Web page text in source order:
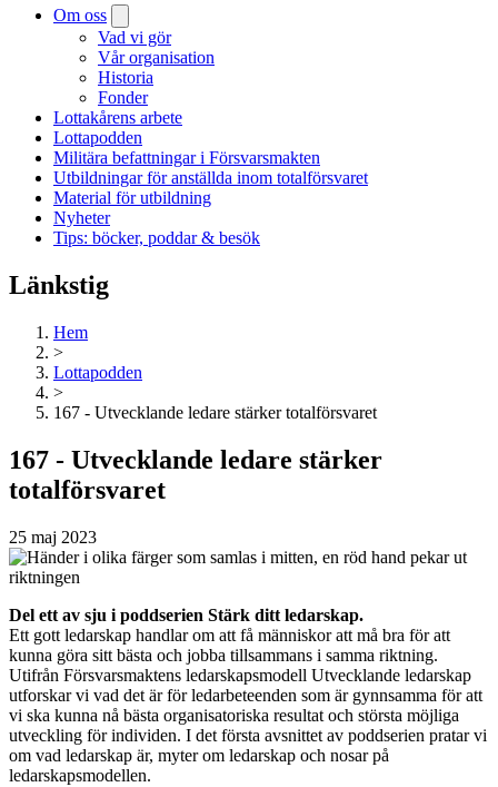
Om oss
Vad vi gör
Vår organisation
Historia
Fonder
Lottakårens arbete
Lottapodden
Militära befattningar i Försvarsmakten
Utbildningar för anställda inom totalförsvaret
Material för utbildning
Nyheter
Tips: böcker, poddar & besök
Länkstig
Hem
>
Lottapodden
>
167 - Utvecklande ledare stärker totalförsvaret
167 - Utvecklande ledare stärker
totalförsvaret
25 maj 2023
Del ett av sju i poddserien Stärk ditt ledarskap.
Ett gott ledarskap handlar om att få människor att må bra för att
kunna göra sitt bästa och jobba tillsammans i samma riktning.
Utifrån Försvarsmaktens ledarskapsmodell Utvecklande ledarskap
utforskar vi vad det är för ledarbeteenden som är gynnsamma för att
vi ska kunna nå bästa organisatoriska resultat och största möjliga
utveckling för individen. I det första avsnittet av poddserien pratar vi
om vad ledarskap är, myter om ledarskap och nosar på
ledarskapsmodellen.